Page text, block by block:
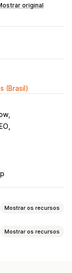
original
(Brasil)
Mostrar os recursos
Mostrar os recursos